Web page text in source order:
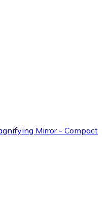
Mirror - Compact